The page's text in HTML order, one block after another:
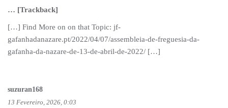
… [Trackback]
[…] Find More on on that Topic: jf-
gafanhadanazare.pt/2022/04/07/assembleia-de-freguesia-da-
gafanha-da-nazare-de-13-de-abril-de-2022/ […]
suzuran168
13 Fevereiro, 2026, 0:03